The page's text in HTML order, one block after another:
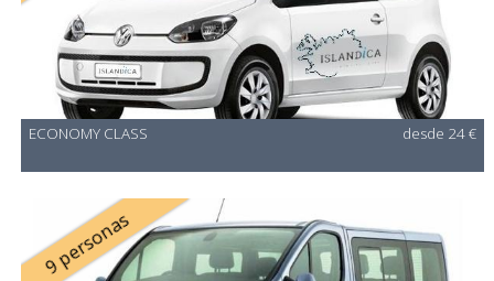
ECONOMY CLASS desde 24 €
9 personas